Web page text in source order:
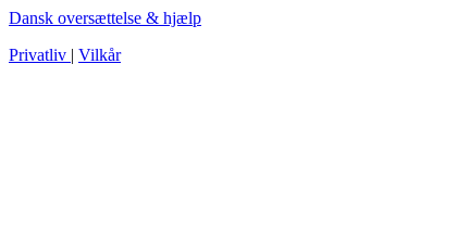
Dansk oversættelse & hjælp
Privatliv | Vilkår